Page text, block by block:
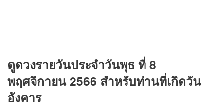
ดูดวงรายวันประจำวันพุธ ที่ 8
พฤศจิกายน 2566 สำหรับท่านที่เกิดวัน
อังคาร